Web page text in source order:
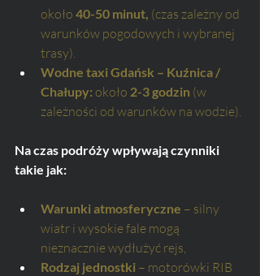
około 40-50 minut, (czas zależny od
warunków pogodowych i wybranej
trasy).
Wodne taxi Gdańsk – Kuźnica /
Chałupy: około 2-3 godzin (w
zależności od warunków na wodzie).
Na czas podróży wpływają czynniki
takie jak:
Warunki atmosferyczne – silny
wiatr i wysokie fale mogą
nieznacznie wydłużyć rejs,
Rodzaj jednostki – motorówki RIB